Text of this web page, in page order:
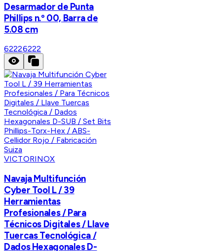
Desarmador de Punta
Phillips n.º 00, Barra de
5.08 cm
62226222
VICTORINOX
Navaja Multifunción
Cyber Tool L / 39
Herramientas
Profesionales / Para
Técnicos Digitales / Llave
Tuercas Tecnológica /
Dados Hexagonales D-